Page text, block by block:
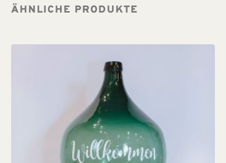
ÄHNLICHE PRODUKTE